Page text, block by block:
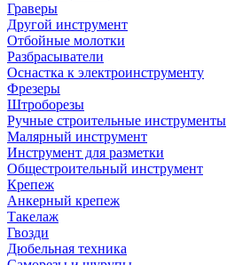
Граверы
Другой инструмент
Отбойные молотки
Разбрасыватели
Оснастка к электроинструменту
Фрезеры
Штроборезы
Ручные строительные инструменты
Малярный инструмент
Инструмент для разметки
Общестроительный инструмент
Крепеж
Анкерный крепеж
Такелаж
Гвозди
Дюбельная техника